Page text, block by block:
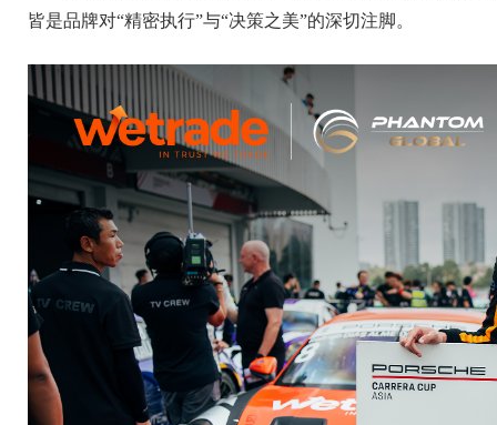
皆是品牌对“精密执行”与“决策之美”的深切注脚。